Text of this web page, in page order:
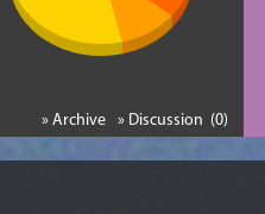
» Discussion (0)
» Archive